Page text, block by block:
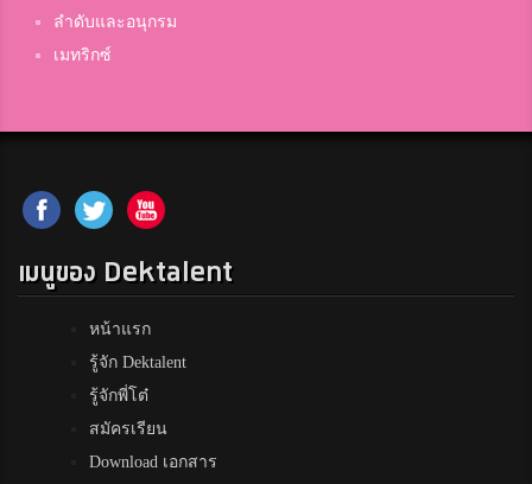
ลำดับและอนุกรม
เมทริกซ์
เมนูของ Dektalent
หน้าแรก
รู้จัก Dektalent
รู้จักพี่โต๋
สมัครเรียน
Download เอกสาร